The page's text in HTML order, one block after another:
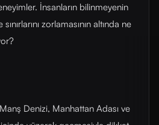
İnsanların bilinmeyenin
zorlamasının altında ne
Denizi, Manhattan Adası ve